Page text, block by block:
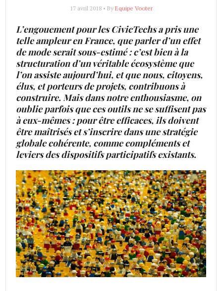
17 avril 2018 • By Equipe Vooter
L’engouement pour les CivicTechs a pris une
telle ampleur en France, que parler d’un effet
de mode serait sous-estimé : c’est bien à la
structuration d’un véritable écosystème que
l’on assiste aujourd’hui, et que nous, citoyens,
élus, et porteurs de projets, contribuons à
construire. Mais dans notre enthousiasme, on
oublie parfois que ces outils ne se suffisent pas
à eux-mêmes : pour être efficaces, ils doivent
être maîtrisés et s’inscrire dans une stratégie
globale cohérente, comme compléments et
leviers des dispositifs participatifs existants.